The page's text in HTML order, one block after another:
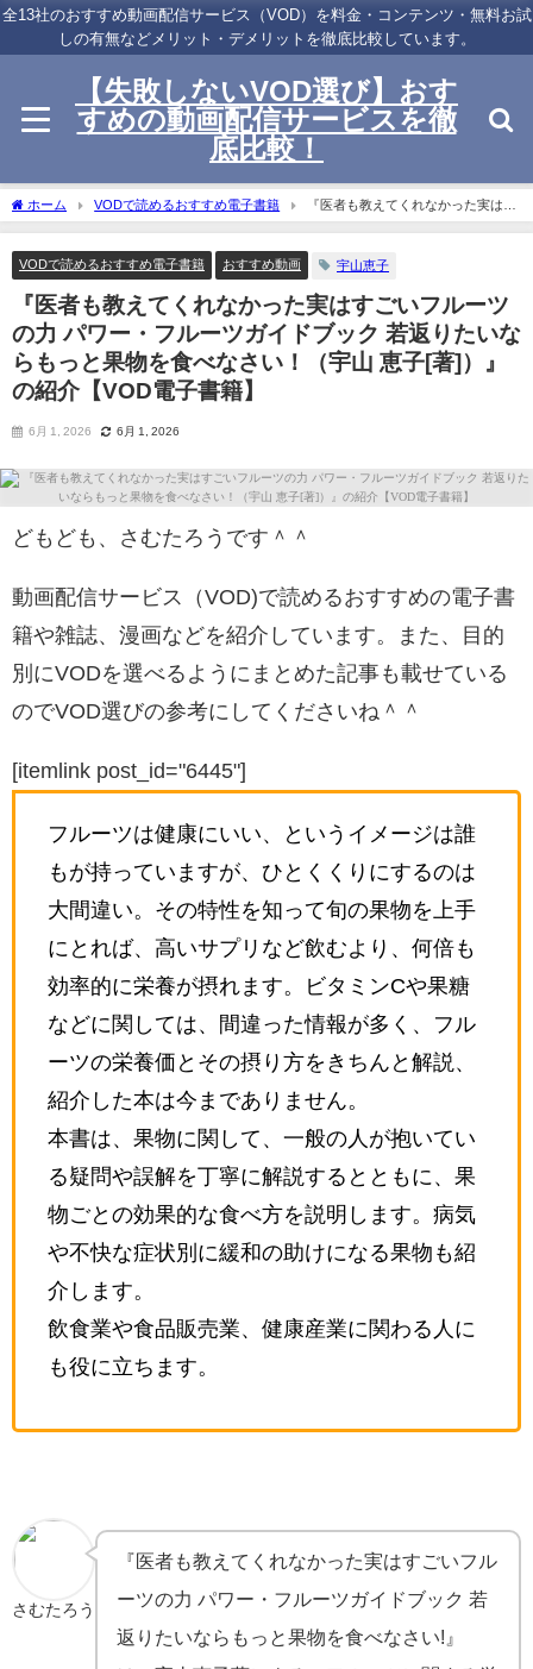
全13社のおすすめ動画配信サービス（VOD）を料金・コンテンツ・無料お試
しの有無などメリット・デメリットを徹底比較しています。
【失敗しないVOD選び】おす
すめの動画配信サービスを徹
底比較！
ホーム VODで読めるおすすめ電子書籍
『医者も教えてくれなかった実はす
ごいフルーツの力 パワー・フルーツガイドブック 若返りたいならもっと果物を食べな
VODで読めるおすすめ電子書籍
おすすめ動画 宇山恵子
『医者も教えてくれなかった実はすごいフルーツ
の力 パワー・フルーツガイドブック 若返りたいな
らもっと果物を食べなさい！（宇山 恵子[著]）』
の紹介【VOD電子書籍】
6月 1, 2026 6月 1, 2026
どもども、さむたろうです＾＾
動画配信サービス（VOD)で読めるおすすめの電子書
籍や雑誌、漫画などを紹介しています。また、目的
別にVODを選べるようにまとめた記事も載せている
のでVOD選びの参考にしてくださいね＾＾
[itemlink post_id="6445"]
フルーツは健康にいい、というイメージは誰
もが持っていますが、ひとくくりにするのは
大間違い。その特性を知って旬の果物を上手
にとれば、高いサプリなど飲むより、何倍も
効率的に栄養が摂れます。ビタミンCや果糖
などに関しては、間違った情報が多く、フル
ーツの栄養価とその摂り方をきちんと解説、
紹介した本は今までありません。
本書は、果物に関して、一般の人が抱いてい
る疑問や誤解を丁寧に解説するとともに、果
物ごとの効果的な食べ方を説明します。病気
や不快な症状別に緩和の助けになる果物も紹
介します。
飲食業や食品販売業、健康産業に関わる人に
も役に立ちます。
さむたろう
『医者も教えてくれなかった実はすごいフル
ーツの力 パワー・フルーツガイドブック 若
返りたいならもっと果物を食べなさい!』